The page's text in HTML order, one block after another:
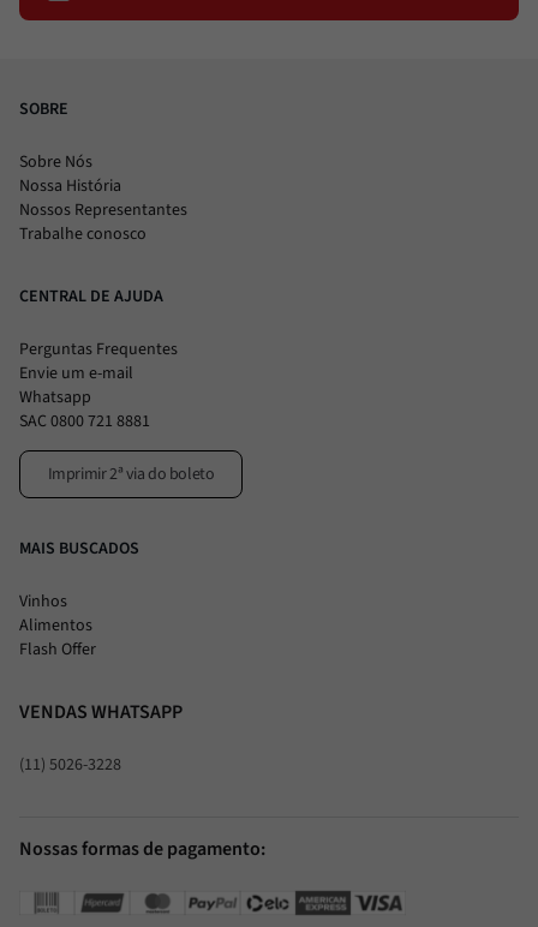
SOBRE
Sobre Nós
Nossa História
Nossos Representantes
Trabalhe conosco
CENTRAL DE AJUDA
Perguntas Frequentes
Envie um e-mail
Whatsapp
SAC 0800 721 8881
Imprimir 2ª via do boleto
MAIS BUSCADOS
Vinhos
Alimentos
Flash Offer
VENDAS WHATSAPP
(11) 5026-3228
Nossas formas de pagamento: